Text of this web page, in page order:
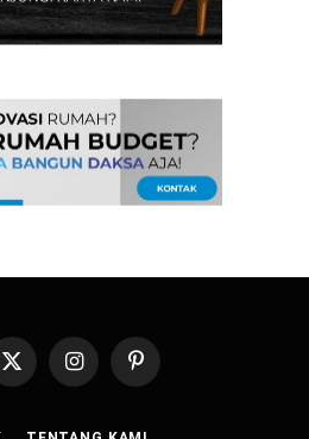
X
(Twitter)
InstagramPinterest